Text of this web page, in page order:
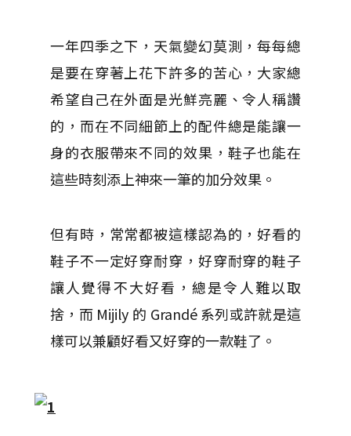
一年四季之下，天氣變幻莫測，每每總
是要在穿著上花下許多的苦心，大家總
希望自己在外面是光鮮亮麗、令人稱讚
的，而在不同細節上的配件總是能讓一
身的衣服帶來不同的效果，鞋子也能在
這些時刻添上神來一筆的加分效果。
但有時，常常都被這樣認為的，好看的
鞋子不一定好穿耐穿，好穿耐穿的鞋子
讓人覺得不大好看，總是令人難以取
捨，而 Mijily 的 Grandé 系列或許就是這
樣可以兼顧好看又好穿的一款鞋了。